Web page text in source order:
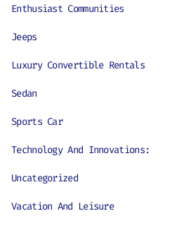
Enthusiast Communities
Jeeps
Luxury Convertible Rentals
Sedan
Sports Car
Technology And Innovations:
Uncategorized
Vacation And Leisure